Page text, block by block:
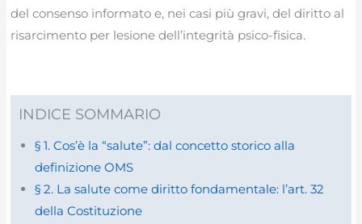
del consenso informato e, nei casi più gravi, del diritto al
risarcimento per lesione dell’integrità psico-fisica.
INDICE SOMMARIO
§ 1. Cos’è la “salute”: dal concetto storico alla
definizione OMS
§ 2. La salute come diritto fondamentale: l’art. 32
della Costituzione